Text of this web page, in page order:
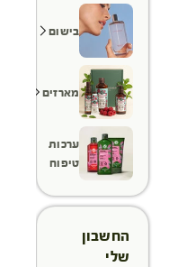
בישום
מארזים
ערכות
טיפוח
החשבון
שלי